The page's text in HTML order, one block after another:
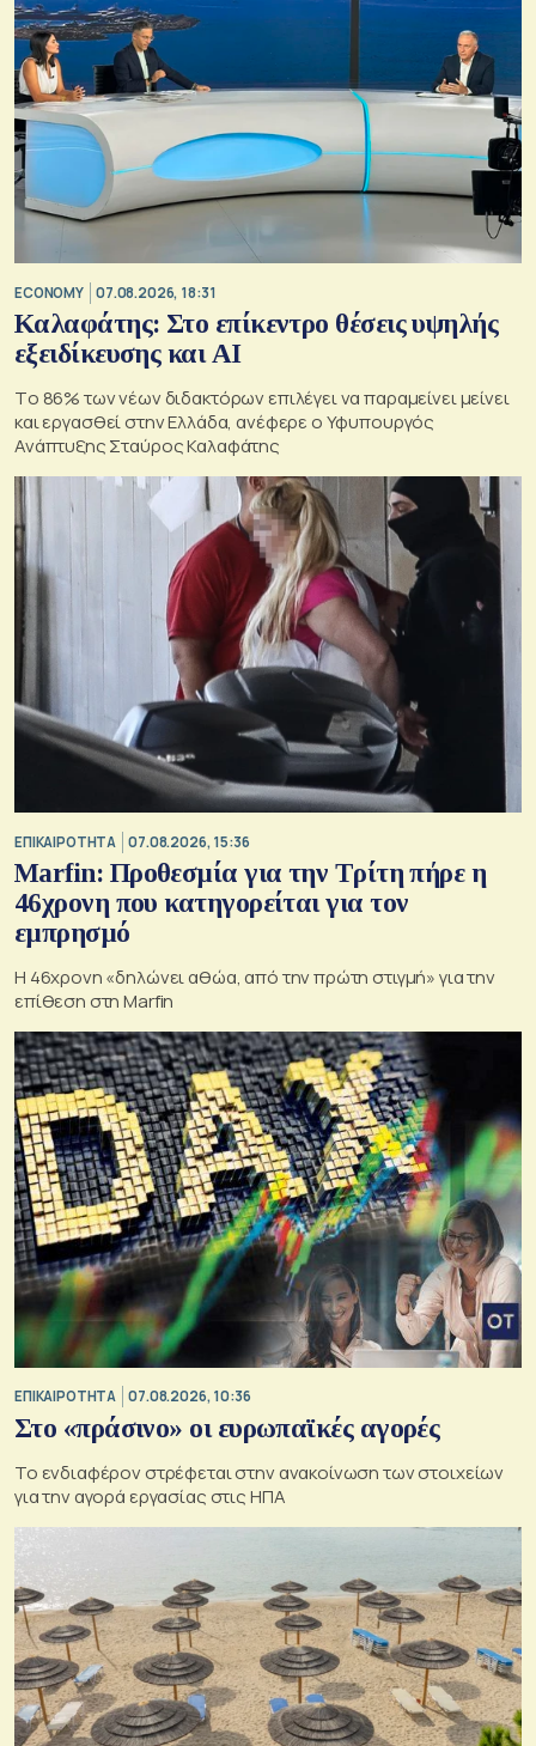
ECONOMY 07.08.2026, 18:31
Καλαφάτης: Στο επίκεντρο θέσεις υψηλής
εξειδίκευσης και AI
Tο 86% των νέων διδακτόρων επιλέγει να παραμείνει μείνει
και εργασθεί στην Ελλάδα, ανέφερε ο Υφυπουργός
Ανάπτυξης Σταύρος Καλαφάτης
ΕΠΙΚΑΙΡΟΤΗΤΑ 07.08.2026, 15:36
Marfin: Προθεσμία για την Τρίτη πήρε η
46χρονη που κατηγορείται για τον
εμπρησμό
H 46χρονη «δηλώνει αθώα, από την πρώτη στιγμή» για την
επίθεση στη Marfin
ΕΠΙΚΑΙΡΟΤΗΤΑ 07.08.2026, 10:36
Στο «πράσινο» οι ευρωπαϊκές αγορές
Το ενδιαφέρον στρέφεται στην ανακοίνωση των στοιχείων
για την αγορά εργασίας στις ΗΠΑ